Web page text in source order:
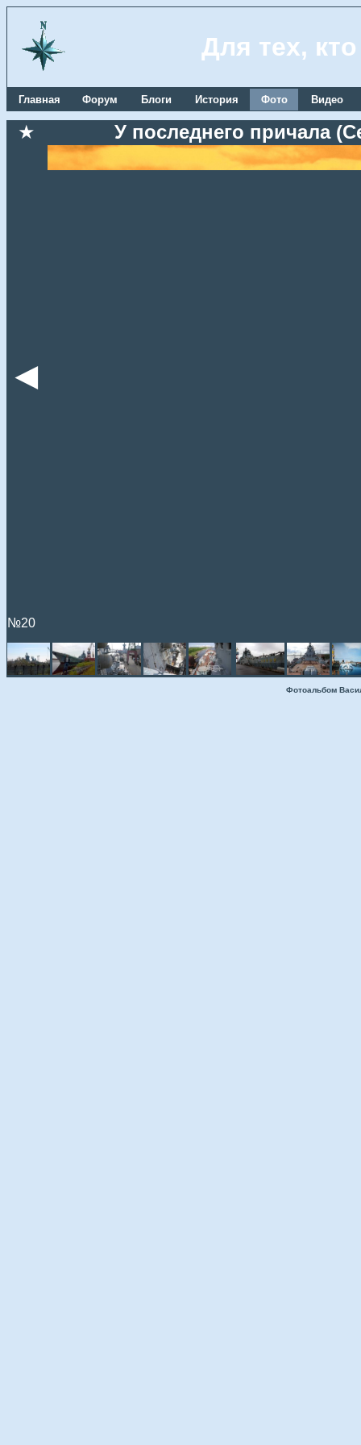
Для тех,
Главная Форум Блоги История Фото Видео
★ У последнего причала
◄
№20
Фотоальбом